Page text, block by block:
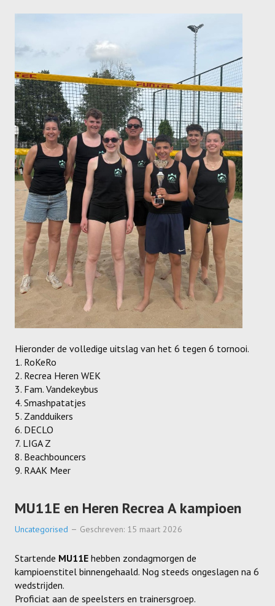
Dames D
Dames E
Dames F
Heren
Heren A
Heren B
Heren C
Recrea
Dames Recrea A
Dames Recrea B
Heren Recrea A
Heren Recrea B
Heren Recrea C
KALENDER
CONTACT
GESCHIEDENIS
SPONSORS
ACTIVITEITEN
JEUGDSTAGE
Hieronder de volledige uitslag van het 6 tegen 6 tornooi.
1. RoKeRo
2. Recrea Heren WEK
3. Fam. Vandekeybus
4. Smashpatatjes
5. Zandduikers
6. DECLO
7. LIGA Z
8. Beachbouncers
9. RAAK Meer
MU11E en Heren Recrea A kampioen
Uncategorised Geschreven: 15 maart 2026
Startende MU11E hebben zondagmorgen de
kampioenstitel binnengehaald. Nog steeds ongeslagen na 6
wedstrijden.
Proficiat aan de speelsters en trainersgroep.